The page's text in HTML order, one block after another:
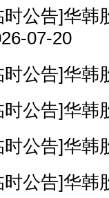
时公告]华韩
07-20
时公告]华韩
时公告]华韩
时公告]华韩
时公告]华韩